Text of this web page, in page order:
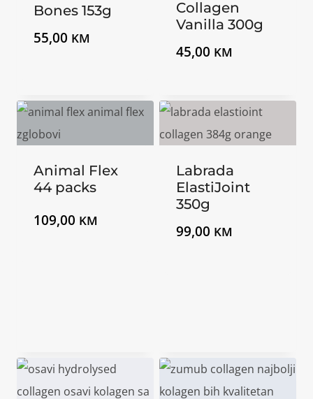
Bones 153g
55,00 KM
Collagen
Vanilla 300g
45,00 KM
Animal Flex
44 packs
109,00 KM
Labrada
ElastiJoint
350g
99,00 KM